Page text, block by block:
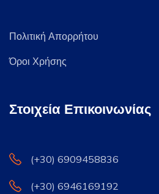
Πολιτική Απορρήτου
Όροι Χρήσης
Στοιχεία Επικοινωνίας
(+30) 6909458836
(+30) 6946169192